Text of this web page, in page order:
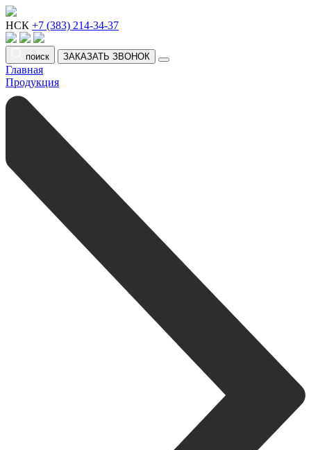
НСК +7 (383) 214-34-37
поиск ЗАКАЗАТЬ ЗВОНОК
Главная
Продукция